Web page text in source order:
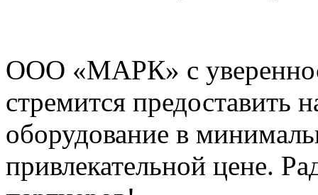
ООО «МАРК» с
стремится предоставить
оборудование в
привлекательной цене.